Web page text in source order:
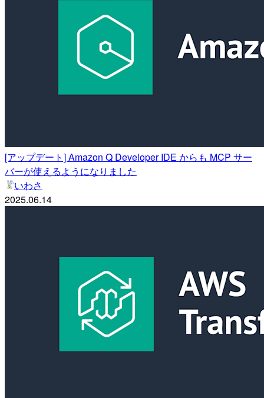
[アップデート] Amazon Q Developer IDE からも MCP サー
バーが使えるようになりました
いわさ
2025.06.14